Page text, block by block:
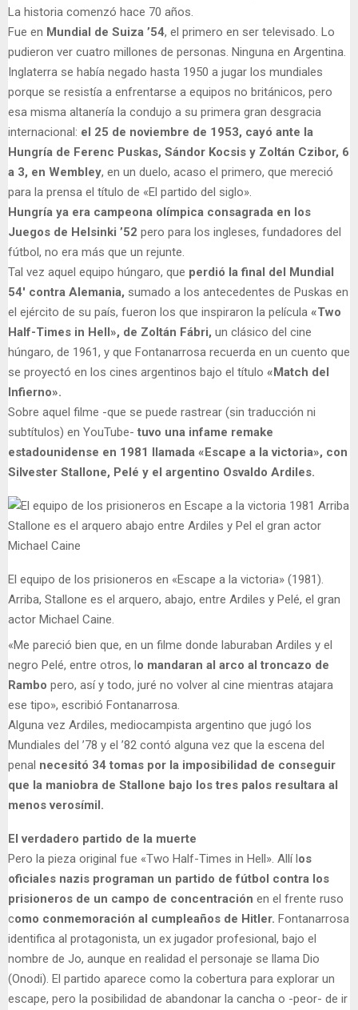
La historia comenzó hace 70 años.
Fue en Mundial de Suiza ’54, el primero en ser televisado. Lo
pudieron ver cuatro millones de personas. Ninguna en Argentina.
Inglaterra se había negado hasta 1950 a jugar los mundiales
porque se resistía a enfrentarse a equipos no británicos, pero
esa misma altanería la condujo a su primera gran desgracia
internacional: el 25 de noviembre de 1953, cayó ante la
Hungría de Ferenc Puskas, Sándor Kocsis y Zoltán Czibor, 6
a 3, en Wembley, en un duelo, acaso el primero, que mereció
para la prensa el título de «El partido del siglo».
Hungría ya era campeona olímpica consagrada en los
Juegos de Helsinki ’52 pero para los ingleses, fundadores del
fútbol, no era más que un rejunte.
Tal vez aquel equipo húngaro, que perdió la final del Mundial
54′ contra Alemania, sumado a los antecedentes de Puskas en
el ejército de su país, fueron los que inspiraron la película «Two
Half-Times in Hell», de Zoltán Fábri, un clásico del cine
húngaro, de 1961, y que Fontanarrosa recuerda en un cuento que
se proyectó en los cines argentinos bajo el título «Match del
Infierno».
Sobre aquel filme -que se puede rastrear (sin traducción ni
subtítulos) en YouTube- tuvo una infame remake
estadounidense en 1981 llamada «Escape a la victoria», con
Silvester Stallone, Pelé y el argentino Osvaldo Ardiles.
El equipo de los prisioneros en «Escape a la victoria» (1981).
Arriba, Stallone es el arquero, abajo, entre Ardiles y Pelé, el gran
actor Michael Caine.
«Me pareció bien que, en un filme donde laburaban Ardiles y el
negro Pelé, entre otros, lo mandaran al arco al troncazo de
Rambo pero, así y todo, juré no volver al cine mientras atajara
ese tipo», escribió Fontanarrosa.
Alguna vez Ardiles, mediocampista argentino que jugó los
Mundiales del ’78 y el ’82 contó alguna vez que la escena del
penal necesitó 34 tomas por la imposibilidad de conseguir
que la maniobra de Stallone bajo los tres palos resultara al
menos verosímil.
El verdadero partido de la muerte
Pero la pieza original fue «Two Half-Times in Hell». Allí los
oficiales nazis programan un partido de fútbol contra los
prisioneros de un campo de concentración en el frente ruso
como conmemoración al cumpleaños de Hitler. Fontanarrosa
identifica al protagonista, un ex jugador profesional, bajo el
nombre de Jo, aunque en realidad el personaje se llama Dio
(Onodi). El partido aparece como la cobertura para explorar un
escape, pero la posibilidad de abandonar la cancha o -peor- de ir